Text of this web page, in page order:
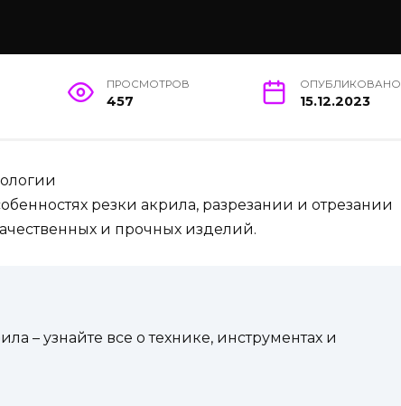
ПРОСМОТРОВ
457
ОПУБЛИКОВАНО
15.12.2023
резки акрила, разрезании и отрезании
и прочных изделий.
– узнайте все о технике, инструментах и